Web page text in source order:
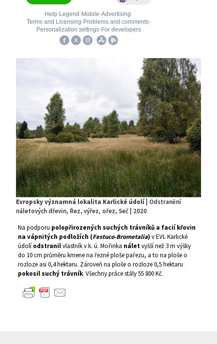
Evropsky významná lokalita Karlické údolí| Odstranění
náletových dřevin, Řez, výřez, ořez, Seč | 2020
Na podporu polopřirozených suchých trávníků a facií křovin
na vápnitých podložích (Festuco-Brometalia) v EVL Karlické
údolíodstranilvlastník v k. ú. Mořinka náletvyšší než 3 m výšky
do 10 cm průměru kmene na řezné ploše pařezu, a to na ploše o
rozloze asi 0,4 hektaru. Zároveň na ploše o rozloze 0,5 hektaru
pokosil suchý trávník. Všechny práce stály 55 800 Kč.